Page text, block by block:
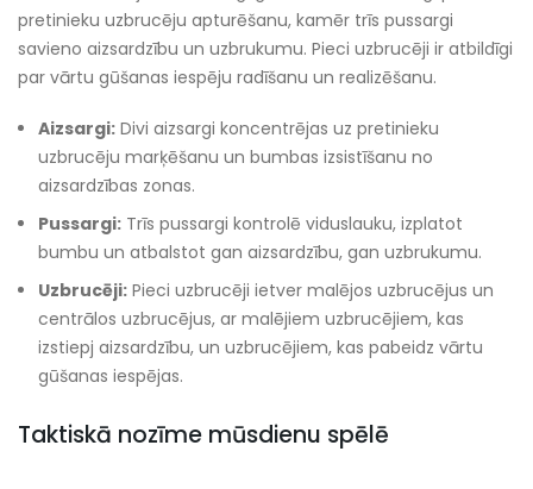
pretinieku uzbrucēju apturēšanu, kamēr trīs pussargi
savieno aizsardzību un uzbrukumu. Pieci uzbrucēji ir atbildīgi
par vārtu gūšanas iespēju radīšanu un realizēšanu.
Aizsargi: Divi aizsargi koncentrējas uz pretinieku
uzbrucēju marķēšanu un bumbas izsistīšanu no
aizsardzības zonas.
Pussargi: Trīs pussargi kontrolē viduslauku, izplatot
bumbu un atbalstot gan aizsardzību, gan uzbrukumu.
Uzbrucēji: Pieci uzbrucēji ietver malējos uzbrucējus un
centrālos uzbrucējus, ar malējiem uzbrucējiem, kas
izstiepj aizsardzību, un uzbrucējiem, kas pabeidz vārtu
gūšanas iespējas.
Taktiskā nozīme mūsdienu spēlē